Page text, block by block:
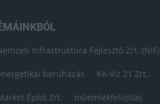
Infrastruktúra Fejlesztő Zrt. (NIF)
beruházás Ke-Víz 21 Zrt.
Építő Zrt. műemlékfelújítás